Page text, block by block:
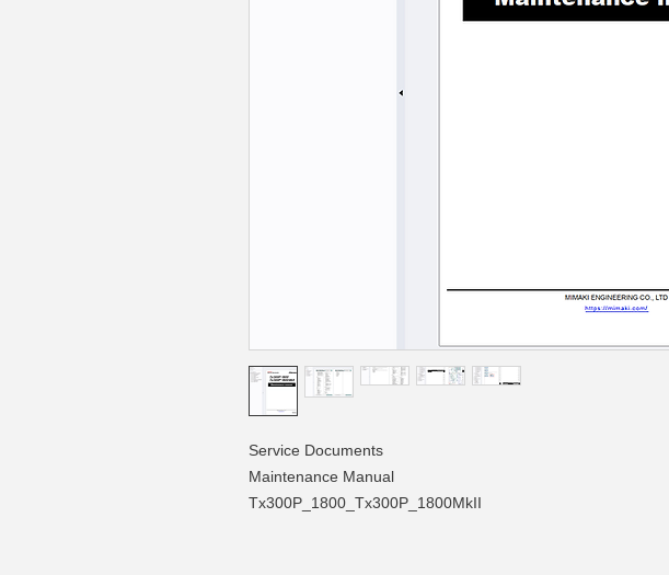
Service Documents
Maintenance Manual
Tx300P_1800_Tx300P_1800MkII